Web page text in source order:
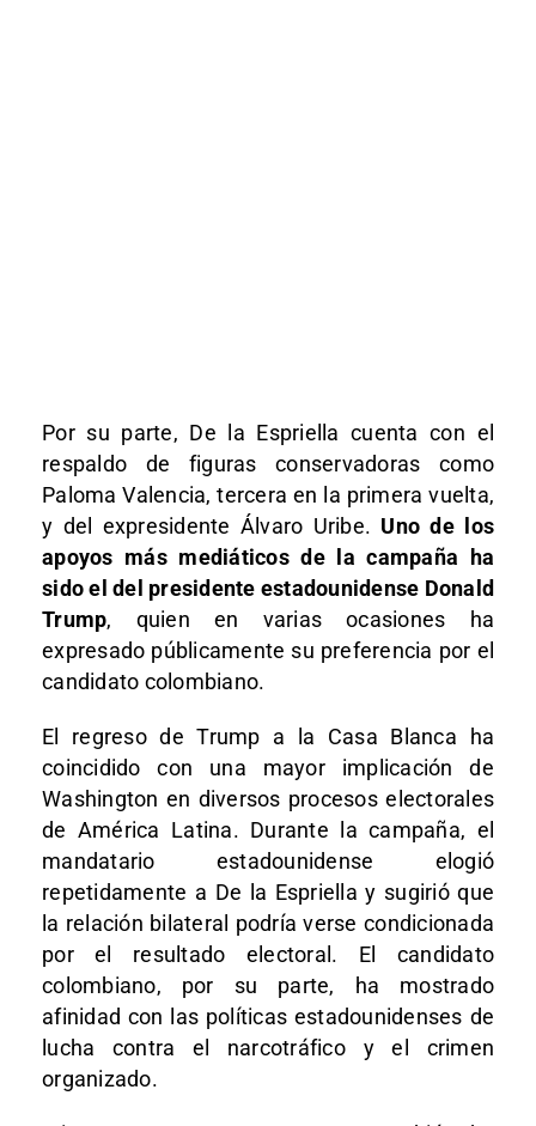
Por su parte, De la Espriella cuenta con el
respaldo de figuras conservadoras como
Paloma Valencia, tercera en la primera vuelta,
y del expresidente Álvaro Uribe. Uno de los
apoyos más mediáticos de la campaña ha
sido el del presidente estadounidense Donald
Trump, quien en varias ocasiones ha
expresado públicamente su preferencia por el
candidato colombiano.
El regreso de Trump a la Casa Blanca ha
coincidido con una mayor implicación de
Washington en diversos procesos electorales
de América Latina. Durante la campaña, el
mandatario estadounidense elogió
repetidamente a De la Espriella y sugirió que
la relación bilateral podría verse condicionada
por el resultado electoral. El candidato
colombiano, por su parte, ha mostrado
afinidad con las políticas estadounidenses de
lucha contra el narcotráfico y el crimen
organizado.